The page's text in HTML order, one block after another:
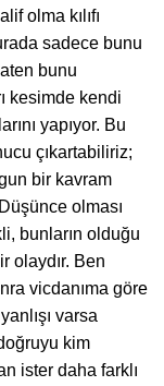
olma kılıfı
sadece bunu
bunu
kesimde kendi
yapıyor. Bu
çıkartabiliriz;
bir kavram
olması
bunların olduğu
olaydır. Ben
vicdanıma göre
varsa
kim
ister daha farklı